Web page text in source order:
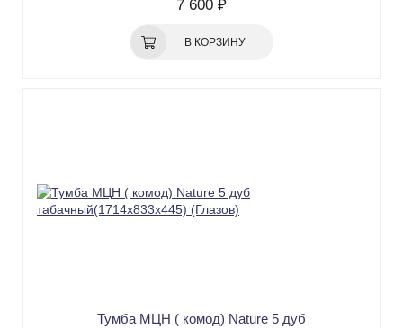
7 600 ₽
В КОРЗИНУ
Тумба МЦН ( комод) Nature 5 дуб